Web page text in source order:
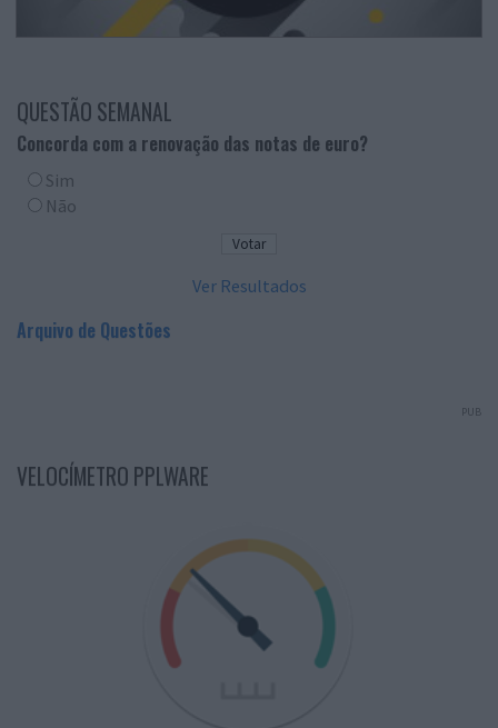
QUESTÃO SEMANAL
Concorda com a renovação das notas de euro?
Sim
Não
Ver Resultados
Arquivo de Questões
PUB
VELOCÍMETRO PPLWARE